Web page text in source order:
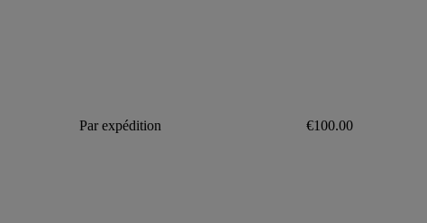
Par expédition €100.00